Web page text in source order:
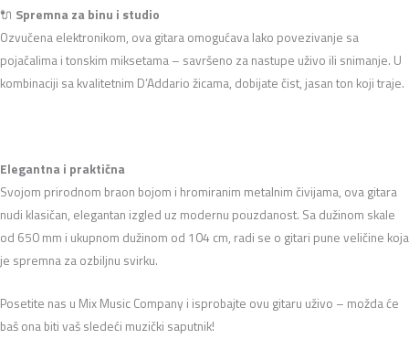
🔌 Spremna za binu i studio
Ozvučena elektronikom, ova gitara omogućava lako povezivanje sa
pojačalima i tonskim miksetama – savršeno za nastupe uživo ili snimanje. U
kombinaciji sa kvalitetnim D’Addario žicama, dobijate čist, jasan ton koji traje.
Elegantna i praktična
Svojom prirodnom braon bojom i hromiranim metalnim čivijama, ova gitara
nudi klasičan, elegantan izgled uz modernu pouzdanost. Sa dužinom skale
od 650 mm i ukupnom dužinom od 104 cm, radi se o gitari pune veličine koja
je spremna za ozbiljnu svirku.
Posetite nas u Mix Music Company i isprobajte ovu gitaru uživo – možda će
baš ona biti vaš sledeći muzički saputnik!